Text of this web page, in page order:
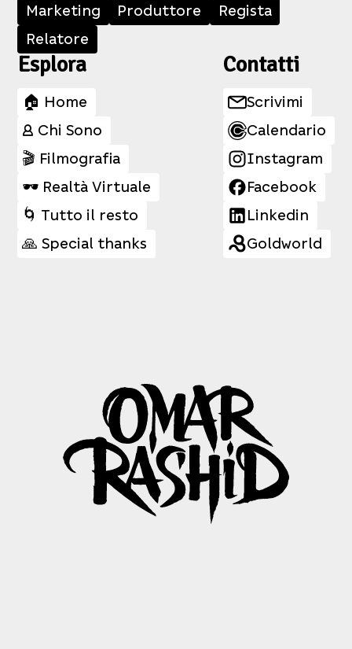
Marketing
Produttore
Regista
Relatore
Esplora
🏠 Home
👤 Chi Sono
🎬 Filmografia
🕶️ Realtà Virtuale
🌀 Tutto il resto
🙏 Special thanks
Contatti
Scrivimi
Calendario
Instagram
Facebook
Linkedin
Goldworld